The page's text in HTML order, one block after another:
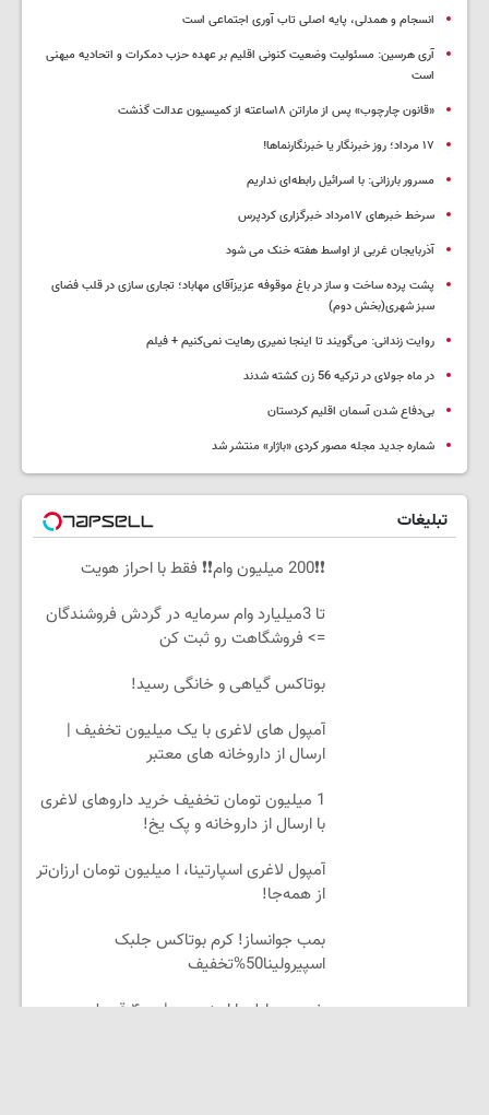
انسجام و همدلی، پایه اصلی تاب آوری اجتماعی است
آری هرسین: مسئولیت وضعیت کنونی اقلیم بر عهده حزب دمکرات و اتحادیه میهنی
است
«قانون چارچوب» پس از ماراتن ۱۸ساعته از کمیسیون عدالت گذشت
١٧ مرداد؛ روز خبرنگار یا خبرنگارنماها!
مسرور بارزانی: با اسرائیل رابطه‌ای نداریم
سرخط خبرهای ۱۷مرداد خبرگزاری کردپرس
آذربایجان غربی از اواسط هفته خنک می شود
پشت پرده ساخت و ساز در باغ موقوفه عزیزآقای مهاباد؛ تجاری سازی در قلب فضای
سبز شهری(بخش دوم)
روایت زندانی: می‌گویند تا اینجا نمیری رهایت نمی‌کنیم + فیلم
در ماه جولای در ترکیه 56 زن کشته شدند
بی‌دفاع شدن آسمان اقلیم کردستان
شماره جدید مجله مصور کردی «باژار» منتشر شد
تبلیغات
❗❗200 میلیون وام❗❗ فقط با احراز هویت
تا 3میلیارد وام سرمایه در گردش فروشندگان
=> فروشگاهت رو ثبت کن
بوتاکس گیاهی و خانگی رسید!
آمپول های لاغری با یک میلیون تخفیف |
ارسال از داروخانه های معتبر
1 میلیون تومان تخفیف خرید داروهای لاغری
با ارسال از داروخانه و پک یخ!
آمپول لاغری اسپارتینا، ا میلیون تومان ارزان‌تر
از همه‌جا!
بمب جوانساز! کرم بوتاکس جلبک
اسپیرولینا50%تخفیف
خرید موبایل با اسنپ پی | در ۴ قسط بدون